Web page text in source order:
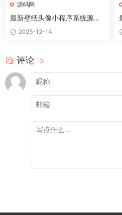
源码网
最新壁纸头像小程序系统源码
带流量主
2025-12-14
评论 0